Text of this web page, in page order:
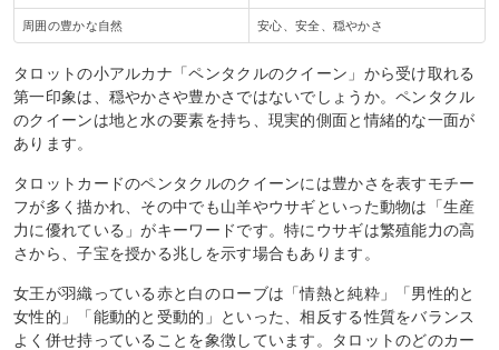
周囲の豊かな自然 安心、安全、穏やかさ
タロットの小アルカナ「ペンタクルのクイーン」から受け取れる
第一印象は、穏やかさや豊かさではないでしょうか。ペンタクル
のクイーンは地と水の要素を持ち、現実的側面と情緒的な一面が
あります。
タロットカードのペンタクルのクイーンには豊かさを表すモチー
フが多く描かれ、その中でも山羊やウサギといった動物は「生産
力に優れている」がキーワードです。特にウサギは繁殖能力の高
さから、子宝を授かる兆しを示す場合もあります。
女王が羽織っている赤と白のローブは「情熱と純粋」「男性的と
女性的」「能動的と受動的」といった、相反する性質をバランス
よく併せ持っていることを象徴しています。タロットのどのカー